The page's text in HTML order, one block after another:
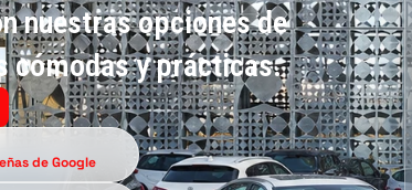
nuestras opciones de
cómodas y prácticas.
de Google